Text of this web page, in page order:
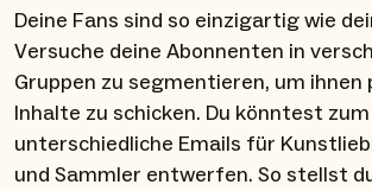
Deine Fans sind so einzigartig wie
Versuche deine Abonnenten in
Gruppen zu segmentieren, um
Inhalte zu schicken. Du könntest
unterschiedliche Emails für
und Sammler entwerfen. So stellst